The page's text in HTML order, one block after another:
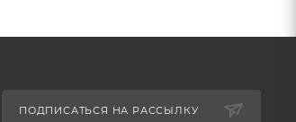
ПОДПИСАТЬСЯ НА РАССЫЛКУ